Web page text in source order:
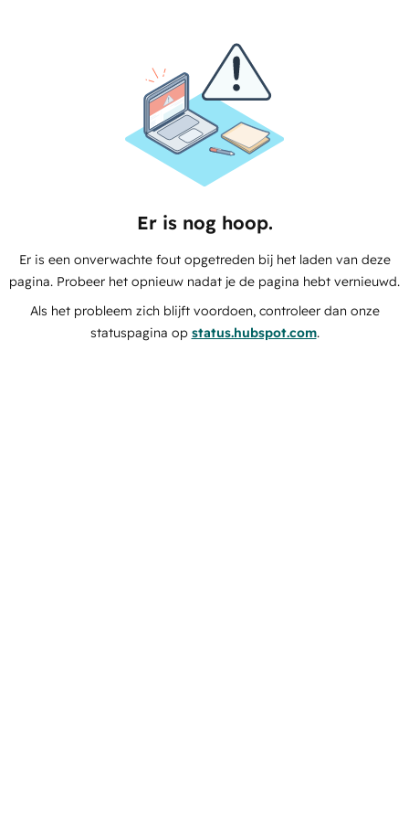
Er is nog hoop.
Er is een onverwachte fout opgetreden bij het laden van deze
pagina. Probeer het opnieuw nadat je de pagina hebt vernieuwd.
Als het probleem zich blijft voordoen, controleer dan onze
statuspagina op status.hubspot.com.